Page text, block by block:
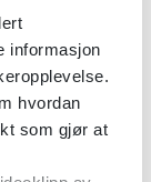
informasjon
hvordan
som gjør at